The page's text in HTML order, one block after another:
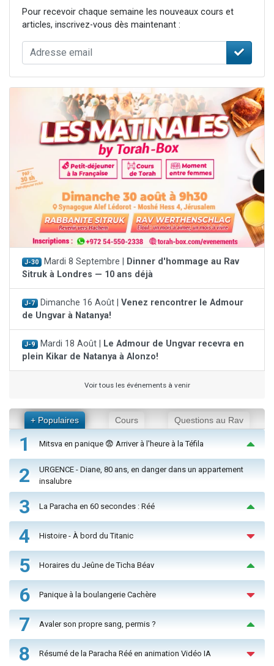
Pour recevoir chaque semaine les nouveaux cours et
articles, inscrivez-vous dès maintenant :
J-30 Mardi 8 Septembre |
Dinner d'hommage au Rav
Sitruk à Londres — 10 ans déjà
J-7 Dimanche 16 Août | Venez rencontrer le Admour
de Ungvar à Natanya!
J-9 Mardi 18 Août |
Le Admour de Ungvar recevra en
plein Kikar de Natanya à Alonzo!
Voir tous les événements à venir
+ Populaires Cours Questions au Rav
1 Mitsva en panique 😨 Arriver à l'heure à la Téfila
2
URGENCE - Diane, 80 ans, en danger dans un appartement
insalubre
3 La Paracha en 60 secondes : Réé
4 Histoire - À bord du Titanic
5 Horaires du Jeûne de Ticha Béav
6 Panique à la boulangerie Cachère
7 Avaler son propre sang, permis ?
8 Résumé de la Paracha Réé en animation Vidéo IA